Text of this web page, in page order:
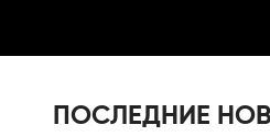
ПОСЛЕДНИЕ